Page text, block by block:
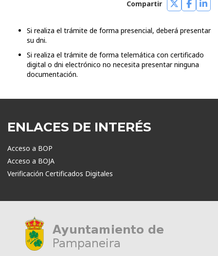
Compartir
Compartir
Twitter
Si realiza el trámite de forma presencial, deberá presentar
su dni.
Si realiza el trámite de forma telemática con certificado
digital o dni electrónico no necesita presentar ninguna
documentación.
ENLACES DE INTERÉS
Acceso a BOP
Acceso a BOJA
Verificación Certificados Digitales